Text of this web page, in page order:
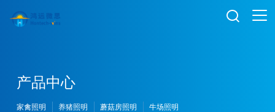

产品中心
家禽照明 养猪照明 蘑菇房照明 牛场照明